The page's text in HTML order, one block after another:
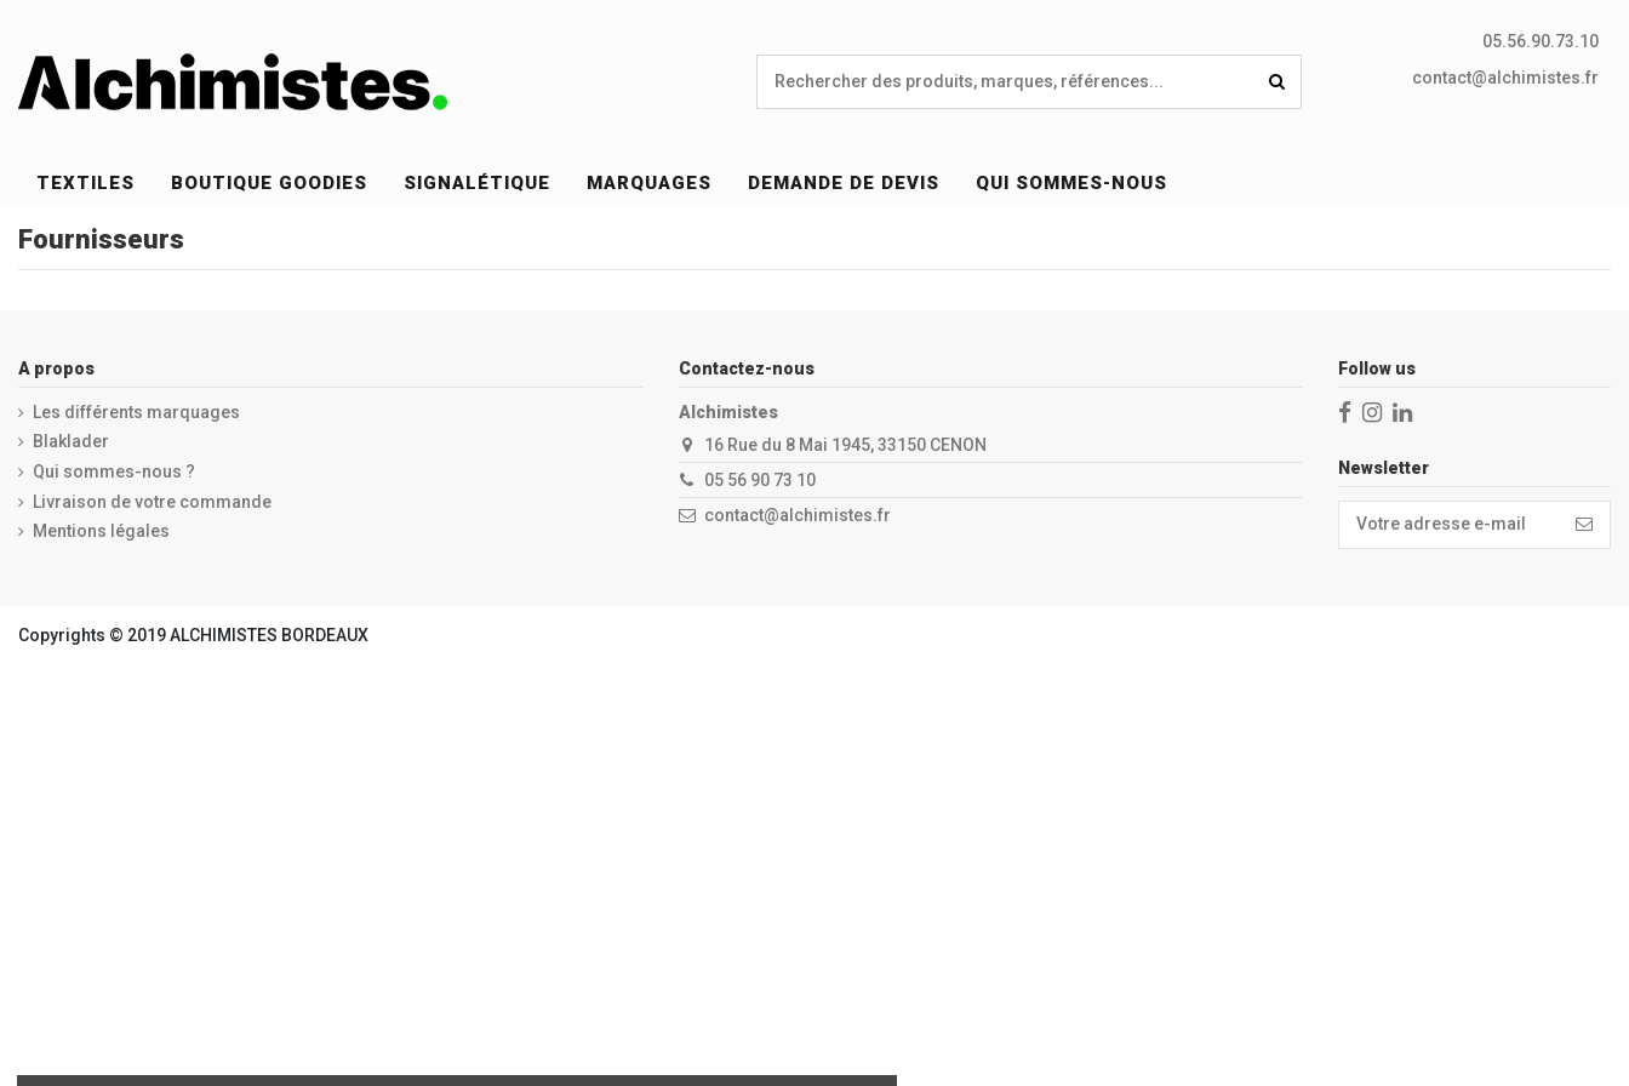
05.56.90.73.10
contact@alchimistes.fr
TEXTILES BOUTIQUE GOODIES SIGNALÉTIQUE MARQUAGES DEMANDE DE DEVIS QUI SOMMES-NOUS
Fournisseurs
A propos
Les différents marquages
Blaklader
Qui sommes-nous ?
Livraison de votre commande
Mentions légales
Contactez-nous
Alchimistes
16 Rue du 8 Mai 1945, 33150 CENON
05 56 90 73 10
contact@alchimistes.fr
Follow us
Newsletter
Copyrights © 2019 ALCHIMISTES BORDEAUX